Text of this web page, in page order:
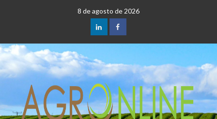
8 de agosto de 2026